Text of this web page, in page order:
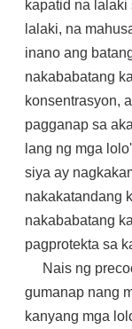
kapatid na lalaki
lalaki, na
inano ang
nakababatang
konsentrasyon,
pagganap sa
lang ng mga
siya ay
nakakatandang
nakababatang
pagprotekta sa
Nais ng
gumanap nang
kanyang mga